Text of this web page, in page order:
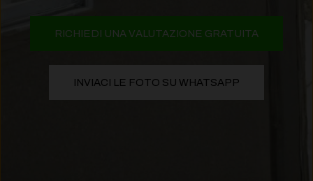
RICHIEDI UNA VALUTAZIONE GRATUITA
INVIACI LE FOTO SU WHATSAPP